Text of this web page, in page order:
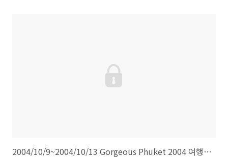
2004/10/9~2004/10/13 Gorgeous Phuket 2004 여행 정리